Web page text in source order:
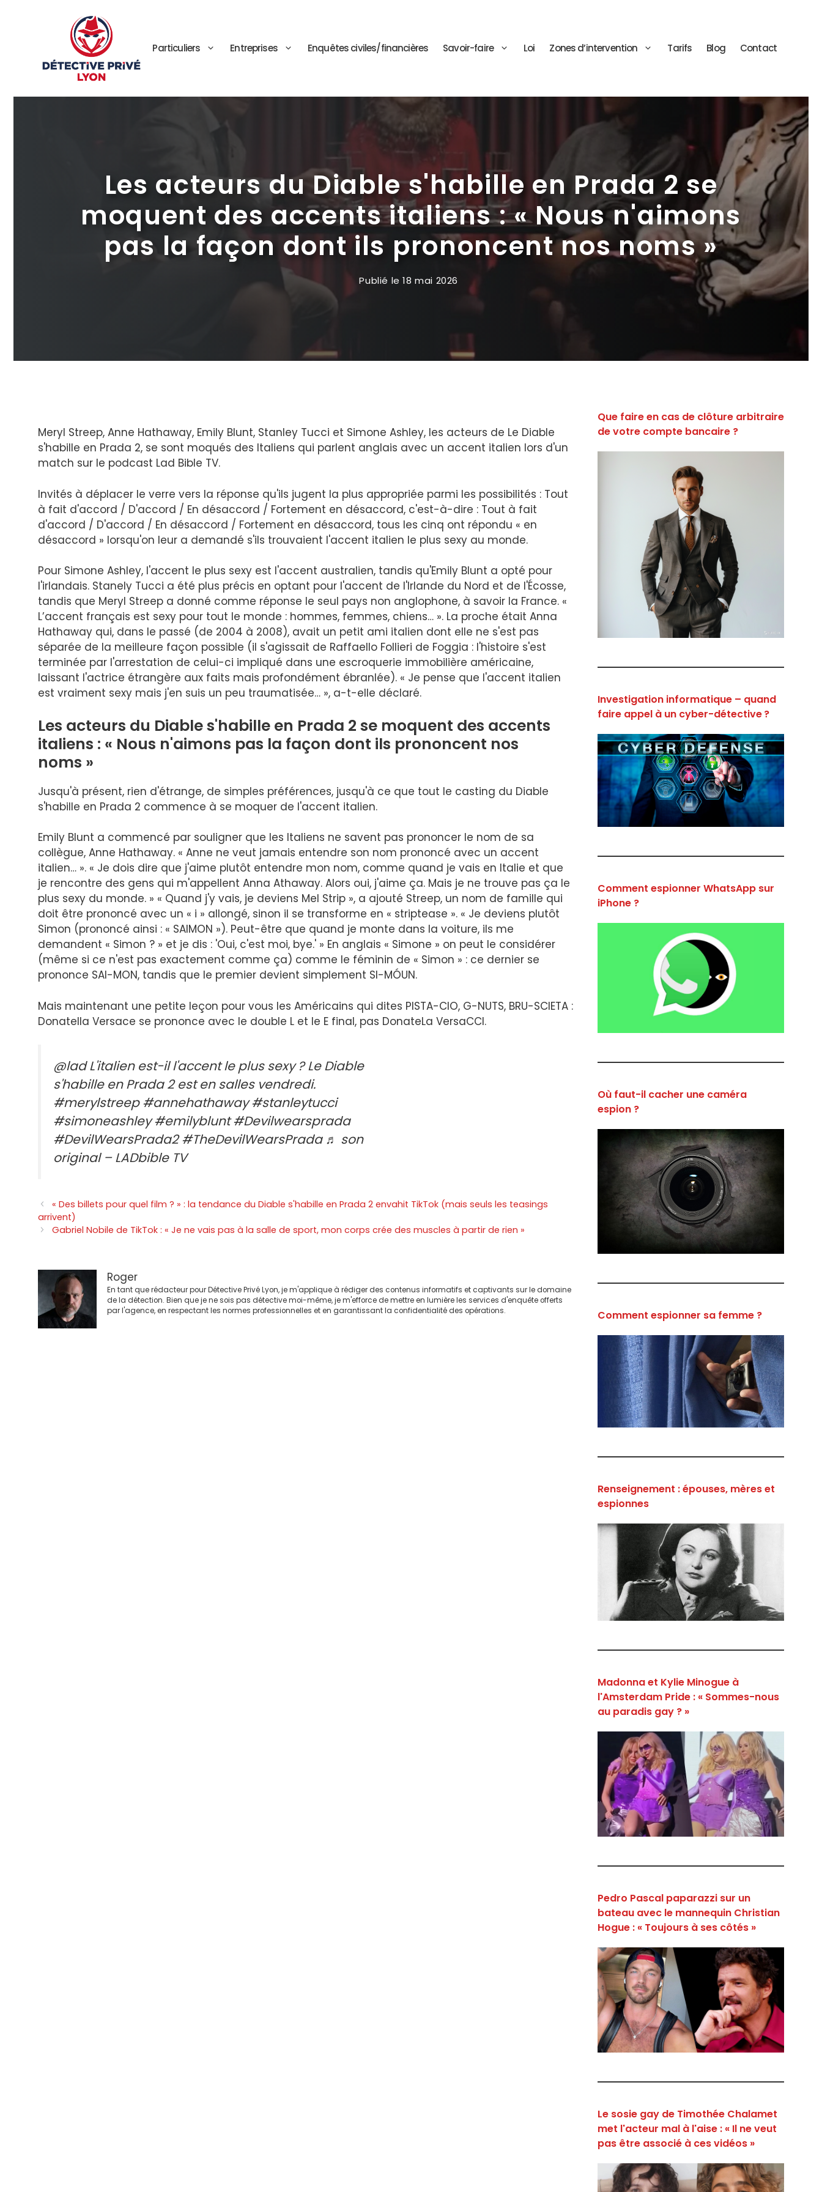
Particuliers Entreprises Enquêtes civiles/financières Savoir-faire Loi Zones d’intervention Tarifs Blog Contact
Les acteurs du Diable s'habille en Prada 2 se
moquent des accents italiens : « Nous n'aimons
pas la façon dont ils prononcent nos noms »
Publié le18 mai 2026
Meryl Streep, Anne Hathaway, Emily Blunt, Stanley Tucci et Simone Ashley, les acteurs de Le Diable
s'habille en Prada 2, se sont moqués des Italiens qui parlent anglais avec un accent italien lors d'un
match sur le podcast Lad Bible TV.
Invités à déplacer le verre vers la réponse qu'ils jugent la plus appropriée parmi les possibilités : Tout
à fait d'accord / D'accord / En désaccord / Fortement en désaccord, c'est-à-dire : Tout à fait
d'accord / D'accord / En désaccord / Fortement en désaccord, tous les cinq ont répondu « en
désaccord » lorsqu'on leur a demandé s'ils trouvaient l'accent italien le plus sexy au monde.
Pour Simone Ashley, l'accent le plus sexy est l'accent australien, tandis qu'Emily Blunt a opté pour
l'irlandais. Stanely Tucci a été plus précis en optant pour l'accent de l'Irlande du Nord et de l'Écosse,
tandis que Meryl Streep a donné comme réponse le seul pays non anglophone, à savoir la France. «
L’accent français est sexy pour tout le monde : hommes, femmes, chiens… ». La proche était Anna
Hathaway qui, dans le passé (de 2004 à 2008), avait un petit ami italien dont elle ne s'est pas
séparée de la meilleure façon possible (il s'agissait de Raffaello Follieri de Foggia : l'histoire s'est
terminée par l'arrestation de celui-ci impliqué dans une escroquerie immobilière américaine,
laissant l'actrice étrangère aux faits mais profondément ébranlée). « Je pense que l'accent italien
est vraiment sexy mais j'en suis un peu traumatisée… », a-t-elle déclaré.
Les acteurs du Diable s'habille en Prada 2 se moquent des accents
italiens : « Nous n'aimons pas la façon dont ils prononcent nos
noms »
Jusqu'à présent, rien d'étrange, de simples préférences, jusqu'à ce que tout le casting du Diable
s'habille en Prada 2 commence à se moquer de l'accent italien.
Emily Blunt a commencé par souligner que les Italiens ne savent pas prononcer le nom de sa
collègue, Anne Hathaway. « Anne ne veut jamais entendre son nom prononcé avec un accent
italien… ». « Je dois dire que j'aime plutôt entendre mon nom, comme quand je vais en Italie et que
je rencontre des gens qui m'appellent Anna Athaway. Alors oui, j'aime ça. Mais je ne trouve pas ça le
plus sexy du monde. » « Quand j'y vais, je deviens Mel Strip », a ajouté Streep, un nom de famille qui
doit être prononcé avec un « i » allongé, sinon il se transforme en « striptease ». « Je deviens plutôt
Simon (prononcé ainsi : « SAIMON »). Peut-être que quand je monte dans la voiture, ils me
demandent « Simon ? » et je dis : 'Oui, c'est moi, bye.' » En anglais « Simone » on peut le considérer
(même si ce n'est pas exactement comme ça) comme le féminin de « Simon » : ce dernier se
prononce SAI-MON, tandis que le premier devient simplement SI-MÓUN.
Mais maintenant une petite leçon pour vous les Américains qui dites PISTA-CIO, G-NUTS, BRU-SCIETA :
Donatella Versace se prononce avec le double L et le E final, pas DonateLa VersaCCI.
@lad L'italien est-il l'accent le plus sexy ? Le Diable
s'habille en Prada 2 est en salles vendredi.
#merylstreep #annehathaway #stanleytucci
#simoneashley #emilyblunt #Devilwearsprada
#DevilWearsPrada2 #TheDevilWearsPrada ♬ son
original – LADbible TV
Navigation
des
articles
« Des billets pour quel film ? » : la tendance du Diable s'habille en Prada 2 envahit TikTok (mais seuls les teasings
arrivent)
Gabriel Nobile de TikTok : « Je ne vais pas à la salle de sport, mon corps crée des muscles à partir de rien »
Roger
En tant que rédacteur pour Détective Privé Lyon, je m'applique à rédiger des contenus informatifs et captivants sur le domaine
de la détection. Bien que je ne sois pas détective moi-même, je m'efforce de mettre en lumière les services d'enquête offerts
par l'agence, en respectant les normes professionnelles et en garantissant la confidentialité des opérations.
Que faire en cas de clôture arbitraire
de votre compte bancaire ?
Investigation informatique – quand
faire appel à un cyber-détective ?
Comment espionner WhatsApp sur
iPhone ?
Où faut-il cacher une caméra
espion ?
Comment espionner sa femme ?
Renseignement : épouses, mères et
espionnes
Madonna et Kylie Minogue à
l'Amsterdam Pride : « Sommes-nous
au paradis gay ? »
Pedro Pascal paparazzi sur un
bateau avec le mannequin Christian
Hogue : « Toujours à ses côtés »
Le sosie gay de Timothée Chalamet
met l'acteur mal à l'aise : « Il ne veut
pas être associé à ces vidéos »